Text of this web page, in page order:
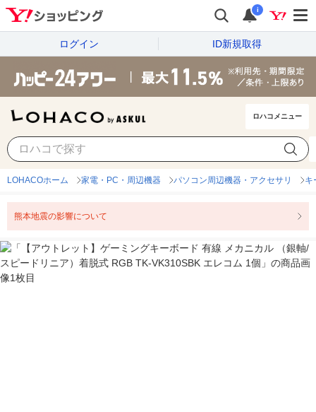
i
ログイン ID新規取得
ロハコメニュー
LOHACOホーム 家電・PC・周辺機器 パソコン周辺機器・アクセサリ キ
熊本地震の影響について